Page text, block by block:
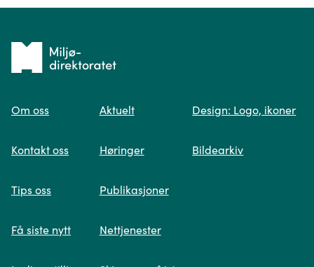
søk og viser deg vår mest relevante
Tilbake
forsiden
Om oss
Kontakt oss
Tips oss
Få siste nytt
Aktuelt
Høringer
Publikasjoner
Nettjenester
Design: Logo, ikoner
Bildearkiv